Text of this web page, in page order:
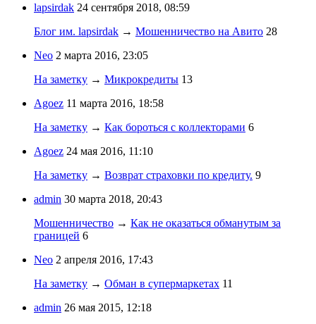
lapsirdak 24 сентября 2018, 08:59
Блог им. lapsirdak → Мошенничество на Авито 28
Neo 2 марта 2016, 23:05
На заметку → Микрокредиты 13
Agoez 11 марта 2016, 18:58
На заметку → Как бороться с коллекторами 6
Agoez 24 мая 2016, 11:10
На заметку → Возврат страховки по кредиту. 9
admin 30 марта 2018, 20:43
Мошенничество → Как не оказаться обманутым за
границей 6
Neo 2 апреля 2016, 17:43
На заметку → Обман в супермаркетах 11
admin 26 мая 2015, 12:18